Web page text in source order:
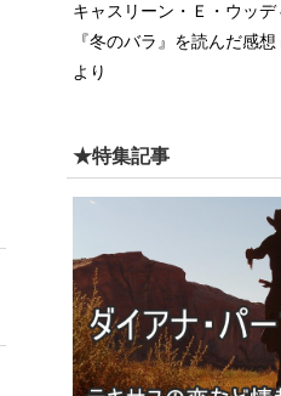
キャスリーン・Ｅ・ウッデ
『冬のバラ』を読んだ感想
より
★特集記事